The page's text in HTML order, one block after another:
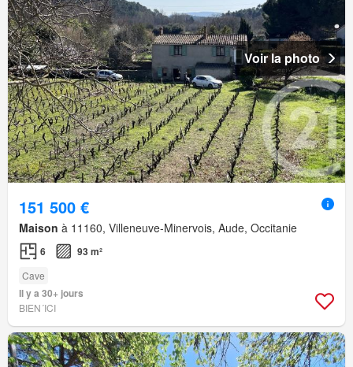
Voir la photo
151 500 €
Maison à 11160, Villeneuve-Minervois, Aude, Occitanie
6 93 m²
Cave
Il y a 30+ jours
BIEN´ICI